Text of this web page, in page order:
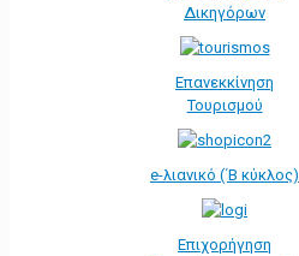
Δικηγόρων
Επανεκκίνηση
Τουρισμού
e-λιανικό (΄Β κύκλος)
Επιχορήγηση